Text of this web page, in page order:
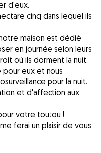
d'eux.
cinq dans lequel ils
maison est dédié
en journée selon leurs
où ils dorment la nuit.
pour eux et nous
pour la nuit.
et d'affection aux
votre toutou !
ferai un plaisir de vous